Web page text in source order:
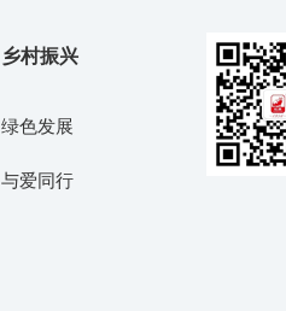
乡村振兴
绿色发展
与爱同行